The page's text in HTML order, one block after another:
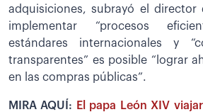
adquisiciones, subrayó el director
implementar “procesos
estándares internacionales y
transparentes” es posible “lograr
en las compras públicas”.
MIRA AQUÍ:
El papa León XIV